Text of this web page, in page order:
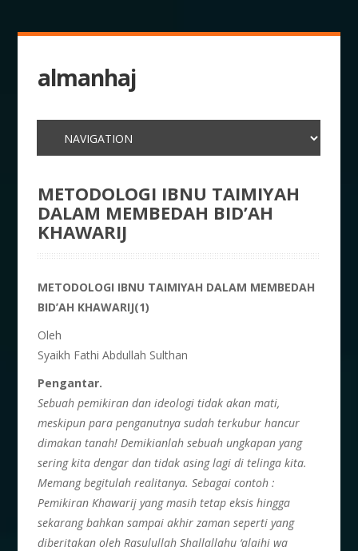
almanhaj
METODOLOGI IBNU TAIMIYAH
DALAM MEMBEDAH BID’AH
KHAWARIJ
METODOLOGI IBNU TAIMIYAH DALAM MEMBEDAH
BID’AH KHAWARIJ(1)
Oleh
Syaikh Fathi Abdullah Sulthan
Pengantar.
Sebuah pemikiran dan ideologi tidak akan mati,
meskipun para penganutnya sudah terkubur hancur
dimakan tanah! Demikianlah sebuah ungkapan yang
sering kita dengar dan tidak asing lagi di telinga kita.
Memang begitulah realitanya. Sebagai contoh :
Pemikiran Khawarij yang masih tetap eksis hingga
sekarang bahkan sampai akhir zaman seperti yang
diberitakan oleh Rasulullah Shallallahu ‘alaihi wa